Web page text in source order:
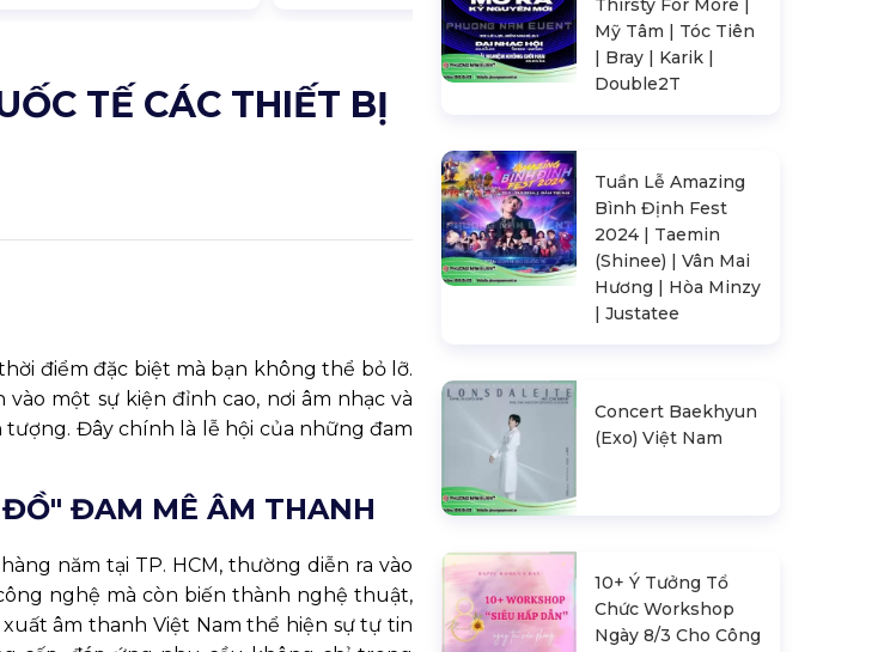
TẾ CÁC THIẾT BỊ
điểm đặc biệt mà bạn không thể bỏ lỡ.
vào một sự kiện đỉnh cao, nơi âm nhạc và
Đây chính là lễ hội của những đam
ĐỒ" ĐAM MÊ ÂM THANH
năm tại TP. HCM, thường diễn ra vào
nghệ mà còn biến thành nghệ thuật,
âm thanh Việt Nam thể hiện sự tự tin
Thirsty For More |
Mỹ Tâm | Tóc Tiên
| Bray | Karik |
Double2T
Tuần Lễ Amazing
Bình Định Fest
2024 | Taemin
(Shinee) | Vân Mai
Hương | Hòa Minzy
| Justatee
Concert Baekhyun
(Exo) Việt Nam
10+ Ý Tưởng Tổ
Chức Workshop
Ngày 8/3 Cho Công